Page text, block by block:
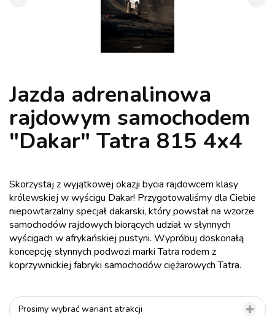
Jazda adrenalinowa
rajdowym samochodem
"Dakar" Tatra 815 4x4
Skorzystaj z wyjątkowej okazji bycia rajdowcem klasy
królewskiej w wyścigu Dakar! Przygotowaliśmy dla Ciebie
niepowtarzalny specjał dakarski, który powstał na wzorze
samochodów rajdowych biorących udział w słynnych
wyścigach w afrykańskiej pustyni. Wypróbuj doskonałą
koncepcję słynnych podwozi marki Tatra rodem z
koprzywnickiej fabryki samochodów ciężarowych Tatra.
Prosimy wybrać wariant atrakcji